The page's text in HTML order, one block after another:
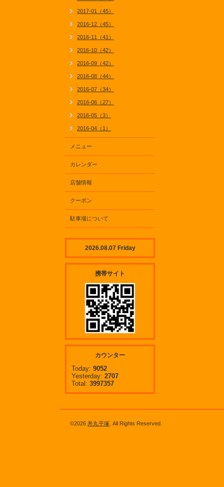
2017-01（45）
2016-12（45）
2016-11（41）
2016-10（42）
2016-09（42）
2016-08（44）
2016-07（34）
2016-06（27）
2016-05（3）
2016-04（1）
メニュー
カレンダー
店舗情報
クーポン
駐車場について
2026.08.07 Friday
携帯サイト
カウンター
Today: 9052
Yesterday: 2707
Total: 3997357
©2026 丼丸平塚 . All Rights Reserved.